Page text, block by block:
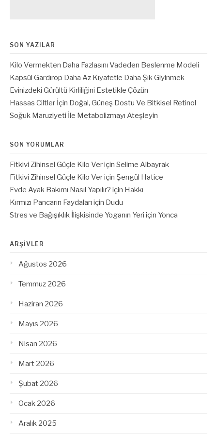
SON YAZILAR
Kilo Vermekten Daha Fazlasını Vadeden Beslenme Modeli
Kapsül Gardırop Daha Az Kıyafetle Daha Şık Giyinmek
Evinizdeki Gürültü Kirliliğini Estetikle Çözün
Hassas Ciltler İçin Doğal, Güneş Dostu Ve Bitkisel Retinol
Soğuk Maruziyeti İle Metabolizmayı Ateşleyin
SON YORUMLAR
Fitkivi Zihinsel Güçle Kilo Veriçin Selime Albayrak
Fitkivi Zihinsel Güçle Kilo Veriçin Şengül Hatice
Evde Ayak Bakımı Nasıl Yapılır? için Hakkı
Kırmızı Pancarın Faydaları için Dudu
Stres ve Bağışıklık İlişkisinde Yoganın Yeri için Yonca
ARŞIVLER
Ağustos 2026
Temmuz 2026
Haziran 2026
Mayıs 2026
Nisan 2026
Mart 2026
Şubat 2026
Ocak 2026
Aralık 2025